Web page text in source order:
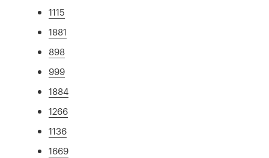
1115
1881
898
999
1884
1266
1136
1669